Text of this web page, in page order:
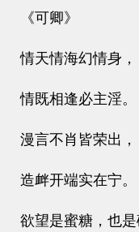
《可卿》
情天情海幻情身，
情既相逢必主淫。
漫言不肖皆荣出，
造衅开端实在宁。
欲望是蜜糖，也是